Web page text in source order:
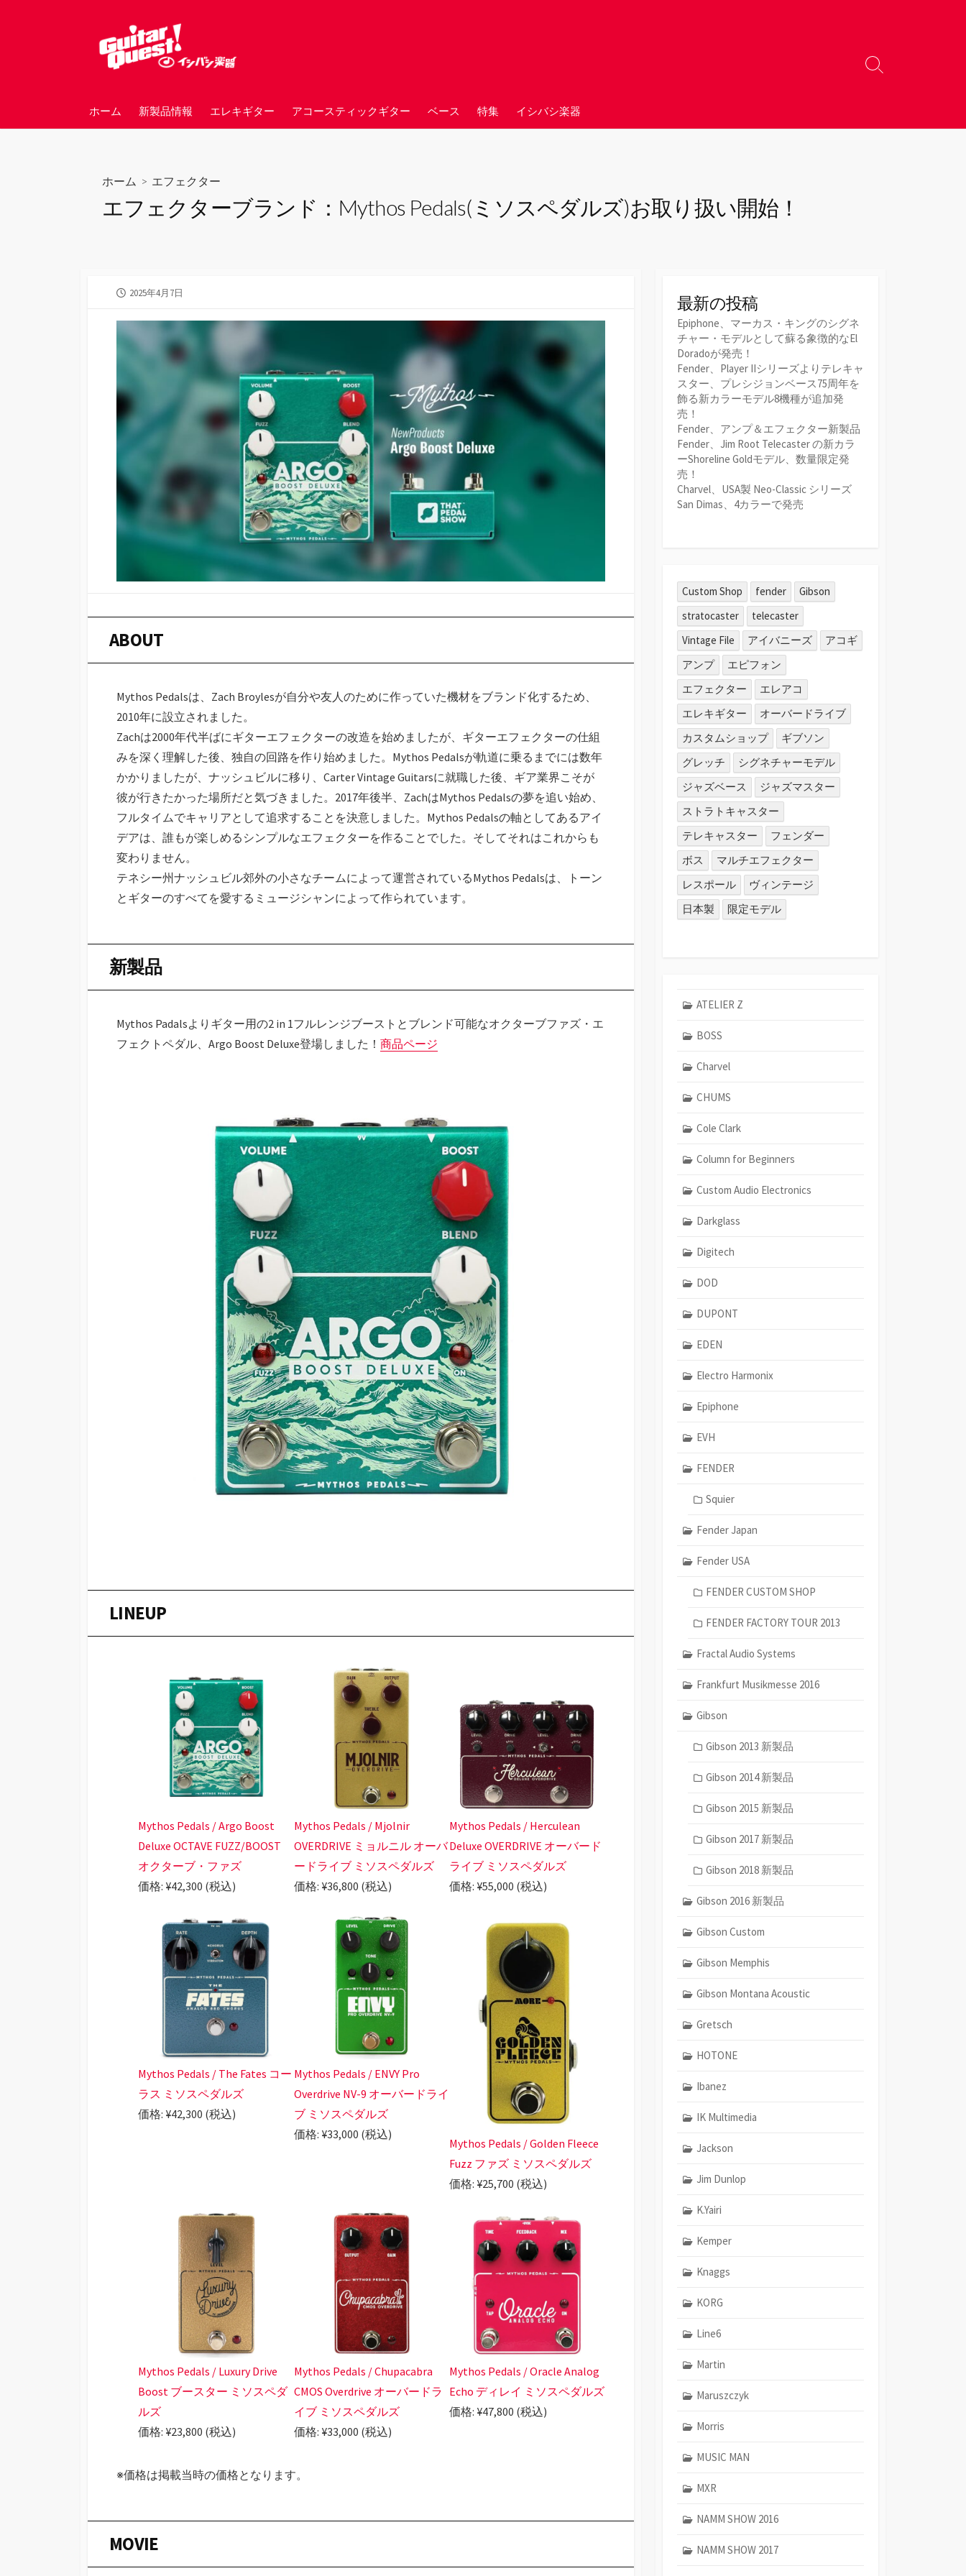
ホーム 新製品情報 エレキギター アコースティックギター ベース 特集 イシバシ楽器
検
替
ホーム > エフェクター
エフェクターブランド：Mythos Pedals(ミソスペダルズ)お取り扱い開始！
公
日
2025年4月7日
ABOUT
Mythos Pedalsは、Zach Broylesが自分や友人のために作っていた機材をブランド化するため、
2010年に設立されました。
Zachは2000年代半ばにギターエフェクターの改造を始めましたが、ギターエフェクターの仕組
みを深く理解した後、独自の回路を作り始めました。Mythos Pedalsが軌道に乗るまでには数年
かかりましたが、ナッシュビルに移り、Carter Vintage Guitarsに就職した後、ギア業界こそが
彼が行きたかった場所だと気づきました。2017年後半、ZachはMythos Pedalsの夢を追い始め、
フルタイムでキャリアとして追求することを決意しました。Mythos Pedalsの軸としてあるアイ
デアは、誰もが楽しめるシンプルなエフェクターを作ることでした。そしてそれはこれからも
変わりません。
テネシー州ナッシュビル郊外の小さなチームによって運営されているMythos Pedalsは、トーン
とギターのすべてを愛するミュージシャンによって作られています。
新製品
Mythos Padalsよりギター用の2 in 1フルレンジブーストとブレンド可能なオクターブファズ・エ
フェクトペダル、Argo Boost Deluxe登場しました！ 商品ページ
LINEUP
Mythos Pedals / Argo Boost
Deluxe OCTAVE FUZZ/BOOST
オクターブ・ファズ
価格: ¥42,300 (税込)
Mythos Pedals / Mjolnir
OVERDRIVE ミョルニル オーバ
ードライブ ミソスペダルズ
価格: ¥36,800 (税込)
Mythos Pedals / Herculean
Deluxe OVERDRIVE オーバード
ライブ ミソスペダルズ
価格: ¥55,000 (税込)
Mythos Pedals / The Fates コー
ラス ミソスペダルズ
価格: ¥42,300 (税込)
Mythos Pedals / ENVY Pro
Overdrive NV-9 オーバードライ
ブ ミソスペダルズ
価格: ¥33,000 (税込)
Mythos Pedals / Golden Fleece
Fuzz ファズ ミソスペダルズ
価格: ¥25,700 (税込)
Mythos Pedals / Luxury Drive
Boost ブースター ミソスペダ
ルズ
価格: ¥23,800 (税込)
Mythos Pedals / Chupacabra
CMOS Overdrive オーバードラ
イブ ミソスペダルズ
価格: ¥33,000 (税込)
Mythos Pedals / Oracle Analog
Echo ディレイ ミソスペダルズ
価格: ¥47,800 (税込)
※価格は掲載当時の価格となります。
MOVIE
最新の投稿
Epiphone、マーカス・キングのシグネ
チャー・モデルとして蘇る象徴的なEl
Doradoが発売！
Fender、Player IIシリーズよりテレキャ
スター、プレシジョンベース75周年を
飾る新カラーモデル8機種が追加発
売！
Fender、アンプ＆エフェクター新製品
Fender、Jim Root Telecaster の新カラ
ーShoreline Goldモデル、数量限定発
売！
Charvel、USA製 Neo-Classic シリーズ
San Dimas、4カラーで発売
Custom Shop fender
Gibson
stratocaster
telecaster
Vintage File
アイバニーズ
アコギ
アンプ
エピフォン
エフェクター
エレアコ
エレキギター
オーバードライブ
カスタムショップ
ギブソン
グレッチ
シグネチャーモデル
ジャズベース
ジャズマスター
ストラトキャスター
テレキャスター
フェンダー
ボス
マルチエフェクター
レスポール
ヴィンテージ
日本製
限定モデル
ATELIER Z
BOSS
Charvel
CHUMS
Cole Clark
Column for Beginners
Custom Audio Electronics
Darkglass
Digitech
DOD
DUPONT
EDEN
Electro Harmonix
Epiphone
EVH
FENDER
Squier
Fender Japan
Fender USA
FENDER CUSTOM SHOP
FENDER FACTORY TOUR 2013
Fractal Audio Systems
Frankfurt Musikmesse 2016
Gibson
Gibson 2013 新製品
Gibson 2014 新製品
Gibson 2015 新製品
Gibson 2017 新製品
Gibson 2018 新製品
Gibson 2016 新製品
Gibson Custom
Gibson Memphis
Gibson Montana Acoustic
Gretsch
HOTONE
Ibanez
IK Multimedia
Jackson
Jim Dunlop
K.Yairi
Kemper
Knaggs
KORG
Line6
Martin
Maruszczyk
Morris
MUSIC MAN
MXR
NAMM SHOW 2016
NAMM SHOW 2017